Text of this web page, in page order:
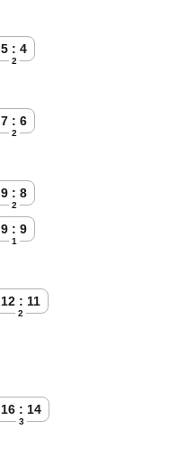
5 : 4
2
7 : 6
2
9 : 8
2
9 : 9
1
12 : 11
2
16 : 14
3